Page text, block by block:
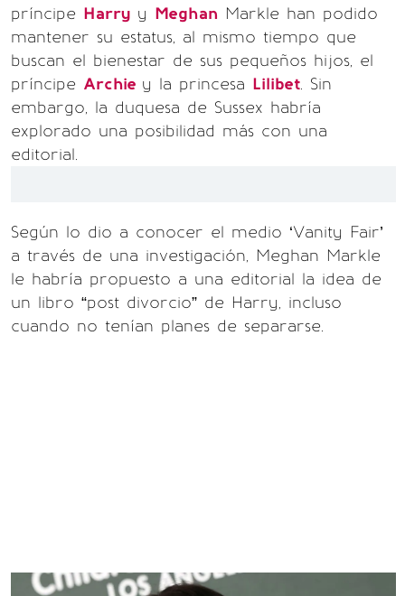
príncipe Harry y Meghan Markle han podido
mantener su estatus, al mismo tiempo que
buscan el bienestar de sus pequeños hijos, el
príncipe Archie y la princesa Lilibet. Sin
embargo, la duquesa de Sussex habría
explorado una posibilidad más con una
editorial.
Según lo dio a conocer el medio ‘Vanity Fair’
a través de una investigación, Meghan Markle
le habría propuesto a una editorial la idea de
un libro “post divorcio” de Harry, incluso
cuando no tenían planes de separarse.